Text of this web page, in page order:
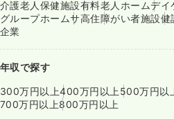
介護老人保健施設有料老人ホームデイ
グループホームサ高住障がい者施設健
企業
年収で探す
300万円以上400万円以上 500万円以
700万円以上800万円以上